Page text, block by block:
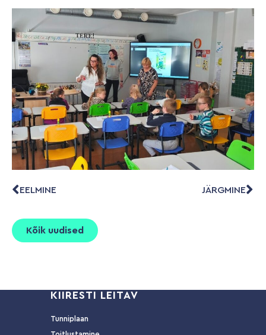
EELMINE JÄRGMINE
Kõik uudised
KIIRESTI LEITAV
Tunniplaan